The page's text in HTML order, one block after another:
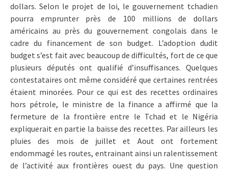
dollars. Selon le projet de loi, le gouvernement tchadien
pourra emprunter près de 100 millions de dollars
américains au près du gouvernement congolais dans le
cadre du financement de son budget. L’adoption dudit
budget s’est fait avec beaucoup de difficultés, fort de ce que
plusieurs députés ont qualifié d’insuffisances. Quelques
contestataires ont même considéré que certaines rentrées
étaient minorées. Pour ce qui est des recettes ordinaires
hors pétrole, le ministre de la finance a affirmé que la
fermeture de la frontière entre le Tchad et le Nigéria
expliquerait en partie la baisse des recettes. Par ailleurs les
pluies des mois de juillet et Aout ont fortement
endommagé les routes, entrainant ainsi un ralentissement
de l’activité aux frontières ouest du pays. Une question